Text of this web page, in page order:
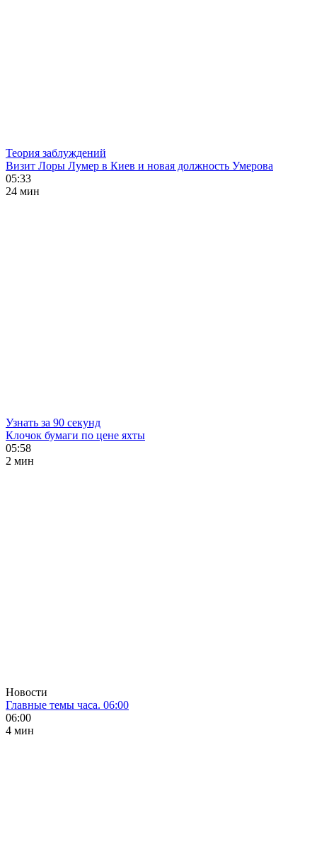
Теория заблуждений
Визит Лоры Лумер в Киев и новая должность Умерова
05:33
24 мин
Узнать за 90 секунд
Клочок бумаги по цене яхты
05:58
2 мин
Новости
Главные темы часа. 06:00
06:00
4 мин